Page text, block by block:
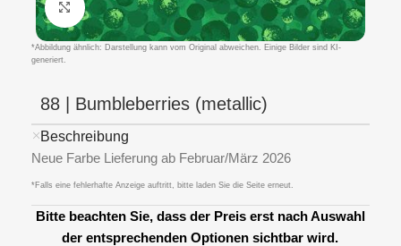
Klicken um zu vergrößern
*Abbildung ähnlich: Darstellung kann vom Original abweichen. Einige Bilder sind KI-
generiert.
88 | Bumbleberries (metallic)
Beschreibung
Neue Farbe Lieferung ab Februar/März 2026
*Falls eine fehlerhafte Anzeige auftritt, bitte laden Sie die Seite erneut.
Bitte beachten Sie, dass der Preis erst nach Auswahl
der entsprechenden Optionen sichtbar wird.